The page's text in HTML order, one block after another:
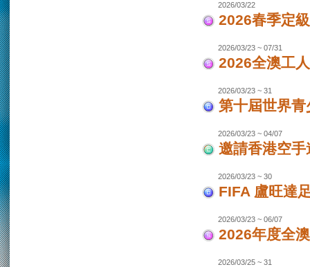
2026/03/22
2026春季定
2026/03/23 ~ 07/31
2026全澳工
2026/03/23 ~ 31
第十屆世界
2026/03/23 ~ 04/07
邀請香港空
2026/03/23 ~ 30
FIFA 盧旺達
2026/03/23 ~ 06/07
2026年度全
2026/03/25 ~ 31